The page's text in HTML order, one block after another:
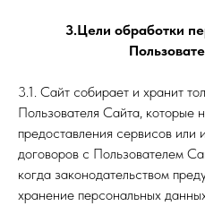
3.Цели обработки
3.1. Сайт собирает и хранит
Пользователя Сайта, которые
предоставления сервисов или
договоров с Пользователем
когда законодательством
хранение персональных